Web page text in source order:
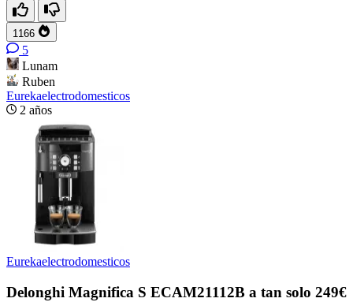
1166
5
Lunam
Ruben
Eurekaelectrodomesticos
2 años
Eurekaelectrodomesticos
Delonghi Magnifica S ECAM21112B a tan solo 249€